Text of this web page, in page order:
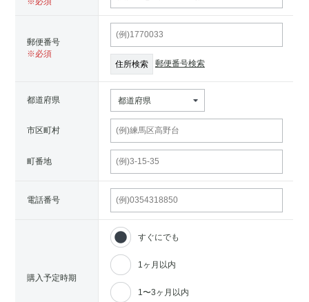
郵便番号
郵便番号検索
都道府県 都道府県
市区町村
町番地
電話番号
購入予定時期
すぐにでも
1ヶ月以内
1〜3ヶ月以内